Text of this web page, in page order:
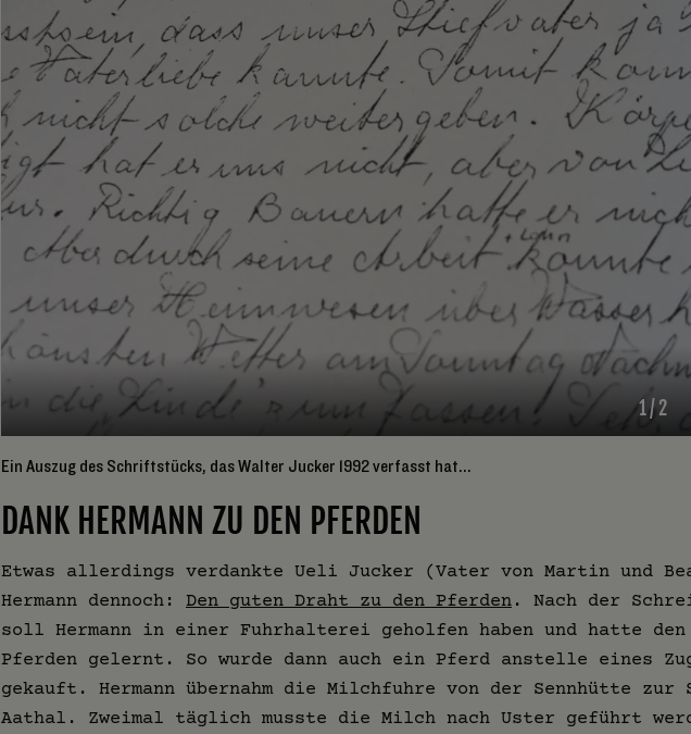
1/2
Ein Auszug des Schriftstücks, das Walter Jucker 1992 verfasst hat...
DANK HERMANN ZU DEN PFERDEN
Etwas allerdings verdankte Ueli Jucker (Vater von Martin und
Hermann dennoch: Den guten Draht zu den Pferden . Nach der
soll Hermann in einer Fuhrhalterei geholfen haben und hatte den
Pferden gelernt. So wurde dann auch ein Pferd anstelle eines
gekauft. Hermann übernahm die Milchfuhre von der Sennhütte zur
Aathal. Zweimal täglich musste die Milch nach Uster geführt